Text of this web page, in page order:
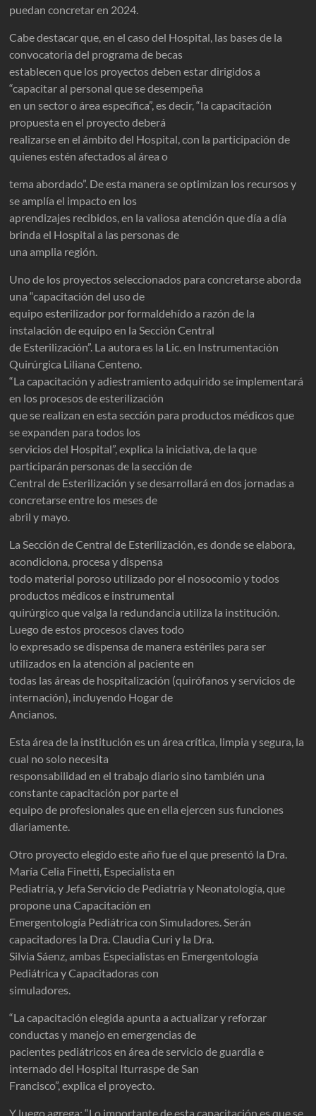
puedan concretar en 2024.
Cabe destacar que, en el caso del Hospital, las bases de la
convocatoria del programa de becas
establecen que los proyectos deben estar dirigidos a
“capacitar al personal que se desempeña
en un sector o área específica”, es decir, “la capacitación
propuesta en el proyecto deberá
realizarse en el ámbito del Hospital, con la participación de
quienes estén afectados al área o
tema abordado”. De esta manera se optimizan los recursos y
se amplía el impacto en los
aprendizajes recibidos, en la valiosa atención que día a día
brinda el Hospital a las personas de
una amplia región.
Uno de los proyectos seleccionados para concretarse aborda
una “capacitación del uso de
equipo esterilizador por formaldehído a razón de la
instalación de equipo en la Sección Central
de Esterilización”. La autora es la Lic. en Instrumentación
Quirúrgica Liliana Centeno.
“La capacitación y adiestramiento adquirido se implementará
en los procesos de esterilización
que se realizan en esta sección para productos médicos que
se expanden para todos los
servicios del Hospital”, explica la iniciativa, de la que
participarán personas de la sección de
Central de Esterilización y se desarrollará en dos jornadas a
concretarse entre los meses de
abril y mayo.
La Sección de Central de Esterilización, es donde se elabora,
acondiciona, procesa y dispensa
todo material poroso utilizado por el nosocomio y todos
productos médicos e instrumental
quirúrgico que valga la redundancia utiliza la institución.
Luego de estos procesos claves todo
lo expresado se dispensa de manera estériles para ser
utilizados en la atención al paciente en
todas las áreas de hospitalización (quirófanos y servicios de
internación), incluyendo Hogar de
Ancianos.
Esta área de la institución es un área crítica, limpia y segura, la
cual no solo necesita
responsabilidad en el trabajo diario sino también una
constante capacitación por parte el
equipo de profesionales que en ella ejercen sus funciones
diariamente.
Otro proyecto elegido este año fue el que presentó la Dra.
María Celia Finetti, Especialista en
Pediatría, y Jefa Servicio de Pediatría y Neonatología, que
propone una Capacitación en
Emergentología Pediátrica con Simuladores. Serán
capacitadores la Dra. Claudia Curi y la Dra.
Silvia Sáenz, ambas Especialistas en Emergentología
Pediátrica y Capacitadoras con
simuladores.
“La capacitación elegida apunta a actualizar y reforzar
conductas y manejo en emergencias de
pacientes pediátricos en área de servicio de guardia e
internado del Hospital Iturraspe de San
Francisco”, explica el proyecto.
Y luego agrega: “Lo importante de esta capacitación es que se